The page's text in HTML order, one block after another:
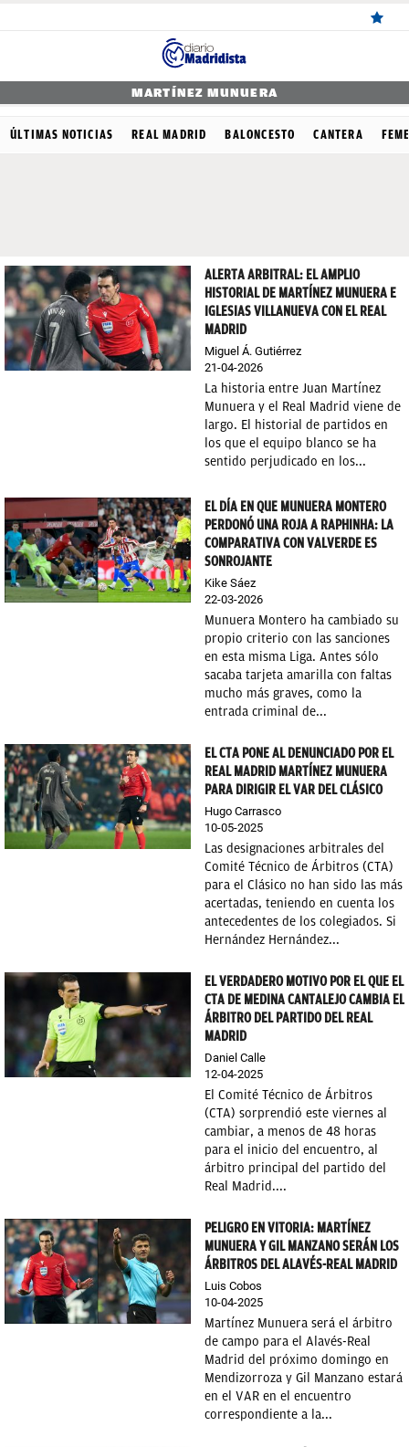
NOTICIAS
FICHAJES
DIRECTO
FEMENINO
MARTÍNEZ MUNUERA
ÚLTIMAS NOTICIAS REAL MADRID BALONCESTO CANTERA
ALERTA ARBITRAL: EL AMPLIO
HISTORIAL DE MARTÍNEZ MUNUERA E
IGLESIAS VILLANUEVA CON EL REAL
MADRID
Miguel Á. Gutiérrez
21-04-2026
La historia entre Juan Martínez
Munuera y el Real Madrid viene de
largo. El historial de partidos en
los que el equipo blanco se ha
sentido perjudicado en los...
EL DÍA EN QUE MUNUERA MONTERO
PERDONÓ UNA ROJA A RAPHINHA: LA
COMPARATIVA CON VALVERDE ES
SONROJANTE
Kike Sáez
22-03-2026
Munuera Montero ha cambiado su
propio criterio con las sanciones
en esta misma Liga. Antes sólo
sacaba tarjeta amarilla con faltas
mucho más graves, como la
entrada criminal de...
EL CTA PONE AL DENUNCIADO POR EL
REAL MADRID MARTÍNEZ MUNUERA
PARA DIRIGIR EL VAR DEL CLÁSICO
Hugo Carrasco
10-05-2025
Las designaciones arbitrales del
Comité Técnico de Árbitros (CTA)
para el Clásico no han sido las más
acertadas, teniendo en cuenta los
antecedentes de los colegiados. Si
Hernández Hernández...
EL VERDADERO MOTIVO POR EL QUE EL
CTA DE MEDINA CANTALEJO CAMBIA EL
ÁRBITRO DEL PARTIDO DEL REAL
MADRID
Daniel Calle
12-04-2025
El Comité Técnico de Árbitros
(CTA) sorprendió este viernes al
cambiar, a menos de 48 horas
para el inicio del encuentro, al
árbitro principal del partido del
Real Madrid....
PELIGRO EN VITORIA: MARTÍNEZ
MUNUERA Y GIL MANZANO SERÁN LOS
ÁRBITROS DEL ALAVÉS-REAL MADRID
Luis Cobos
10-04-2025
Martínez Munuera será el árbitro
de campo para el Alavés-Real
Madrid del próximo domingo en
Mendizorroza y Gil Manzano estará
en el VAR en el encuentro
correspondiente a la...